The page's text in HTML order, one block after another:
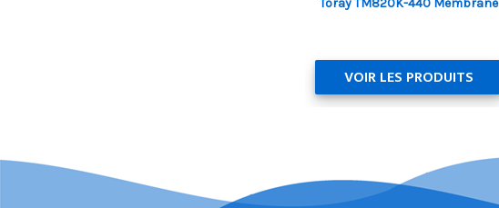
VOIR LES PRODUITS